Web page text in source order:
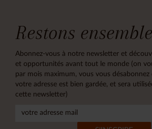
Restons ensemble
Abonnez-vous à notre newsletter et
et opportunités avant tout le monde (on
par mois maximum, vous vous désabonnez
votre adresse est bien gardée, et sera
cette newsletter)